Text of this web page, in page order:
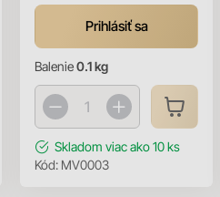
Prihlásiť sa
Balenie0.1 kg
Skladom viac ako 10 ks
Kód: MV0003